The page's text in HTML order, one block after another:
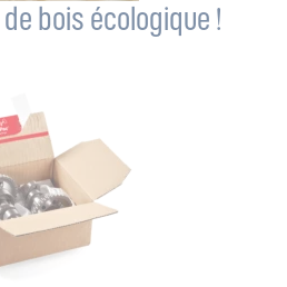
bois écologique !